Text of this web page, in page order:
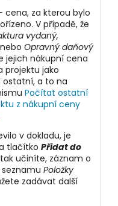
cena, za kterou bylo
V případě, že
vydaný,
neboOpravný daňový
jejich nákupní cena
projektu jako
ostatní, a to na
Počítat ostatní
z nákupní ceny
v dokladu, je
tlačítkoPřidat do
učiníte, záznam o
seznamuPoložky
zadávat další